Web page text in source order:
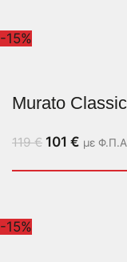
-15%
Murato
119€ 101 € με Φ.Π.Α
-15%